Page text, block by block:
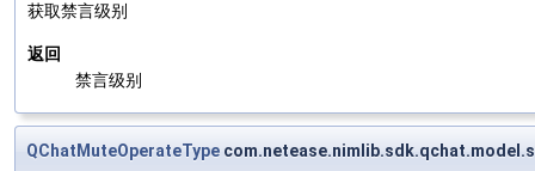
获取禁言级别
返回
禁言级别
QChatMuteOperateType